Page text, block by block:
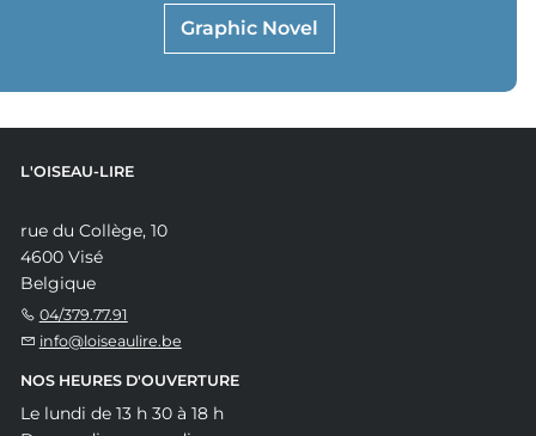
Graphic Novel
L'OISEAU-LIRE
rue du Collège, 10
4600 Visé
Belgique
04/379.77.91
info@loiseaulire.be
NOS HEURES D'OUVERTURE
Le lundi de 13 h 30 à 18 h